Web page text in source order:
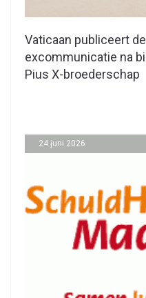
Vaticaan publiceert
excommunicatie na
Pius X-broederschap
24 juni 2026